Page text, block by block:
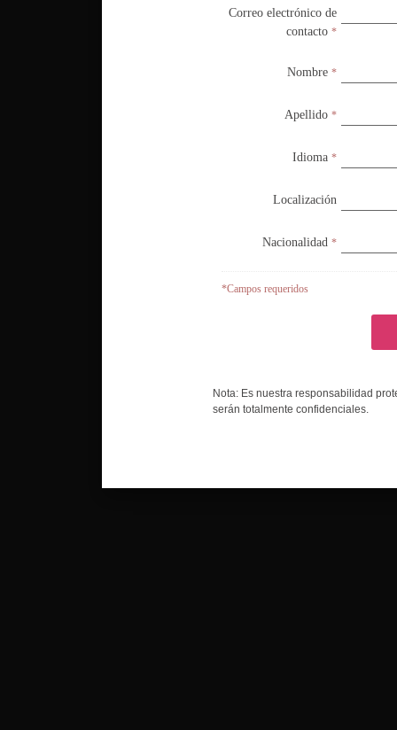
Correo electrónico de
contacto *
Nombre *
Apellido *
Idioma *
Localización
Nacionalidad *
*Campos requeridos
Nota: Es nuestra responsabilidad
serán totalmente confidenciales.
Correo electrónico de
contacto *
Nombre *
Apellido *
Idioma *
Localización
Nacionalidad *
*Campos requeridos
Nota: Es nuestra responsabilidad
serán totalmente confidenciales.